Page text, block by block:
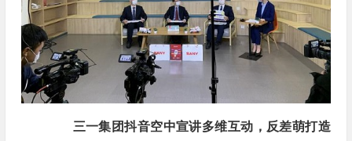
三一集团抖音空中宣讲多维互动，反差萌打造